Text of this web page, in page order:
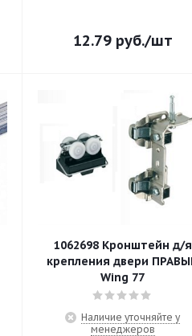
12.79руб./шт
1062698 Кронштейн д/я
крепления двери ПРАВЫЙ
Wing 77
Наличие уточняйте у
менеджеров